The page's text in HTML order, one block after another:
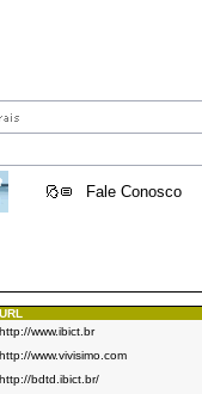
Fale Conosco
URL
http://www.ibict.br
http://www.vivisimo.com
http://bdtd.ibict.br/